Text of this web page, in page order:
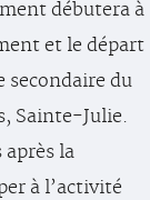
débutera à
et le départ
secondaire du
Sainte-Julie.
la
à l’activité